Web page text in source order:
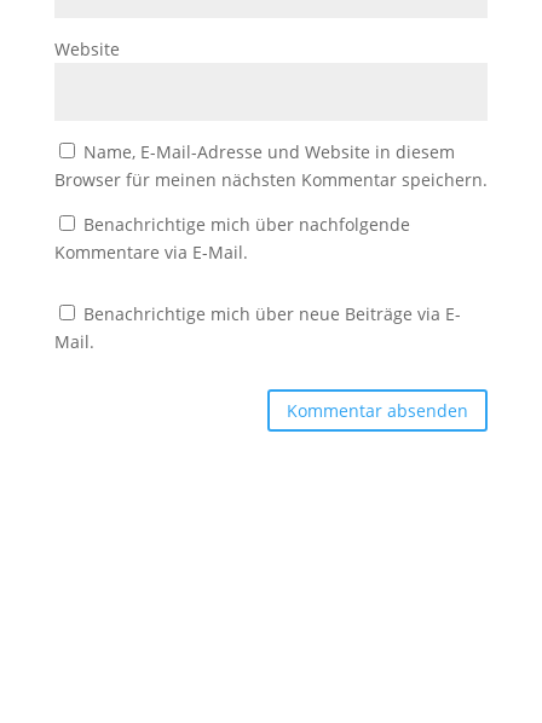
Website
Name, E-Mail-Adresse und Website in diesem
Browser für meinen nächsten Kommentar speichern.
Benachrichtige mich über nachfolgende
Kommentare via E-Mail.
Benachrichtige mich über neue Beiträge via E-
Mail.